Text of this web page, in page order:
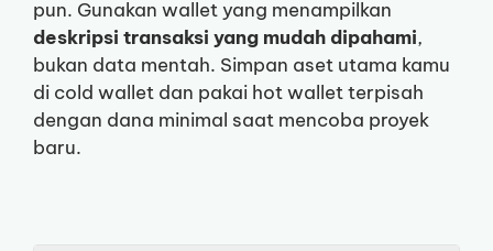
pun. Gunakan wallet yang menampilkan
deskripsi transaksi yang mudah dipahami,
bukan data mentah. Simpan aset utama kamu
di cold wallet dan pakai hot wallet terpisah
dengan dana minimal saat mencoba proyek
baru.